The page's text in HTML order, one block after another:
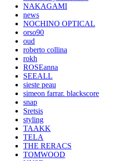
NAKAGAMI
news
NOCHINO OPTICAL
orso90
oud
roberto collina
rokh
ROSEanna
SEEALL
sieste peau
simeon farrar. blackscore
snap
Sretsis
styling
TAAKK
TELA
THE RERACS
TOMWOOD